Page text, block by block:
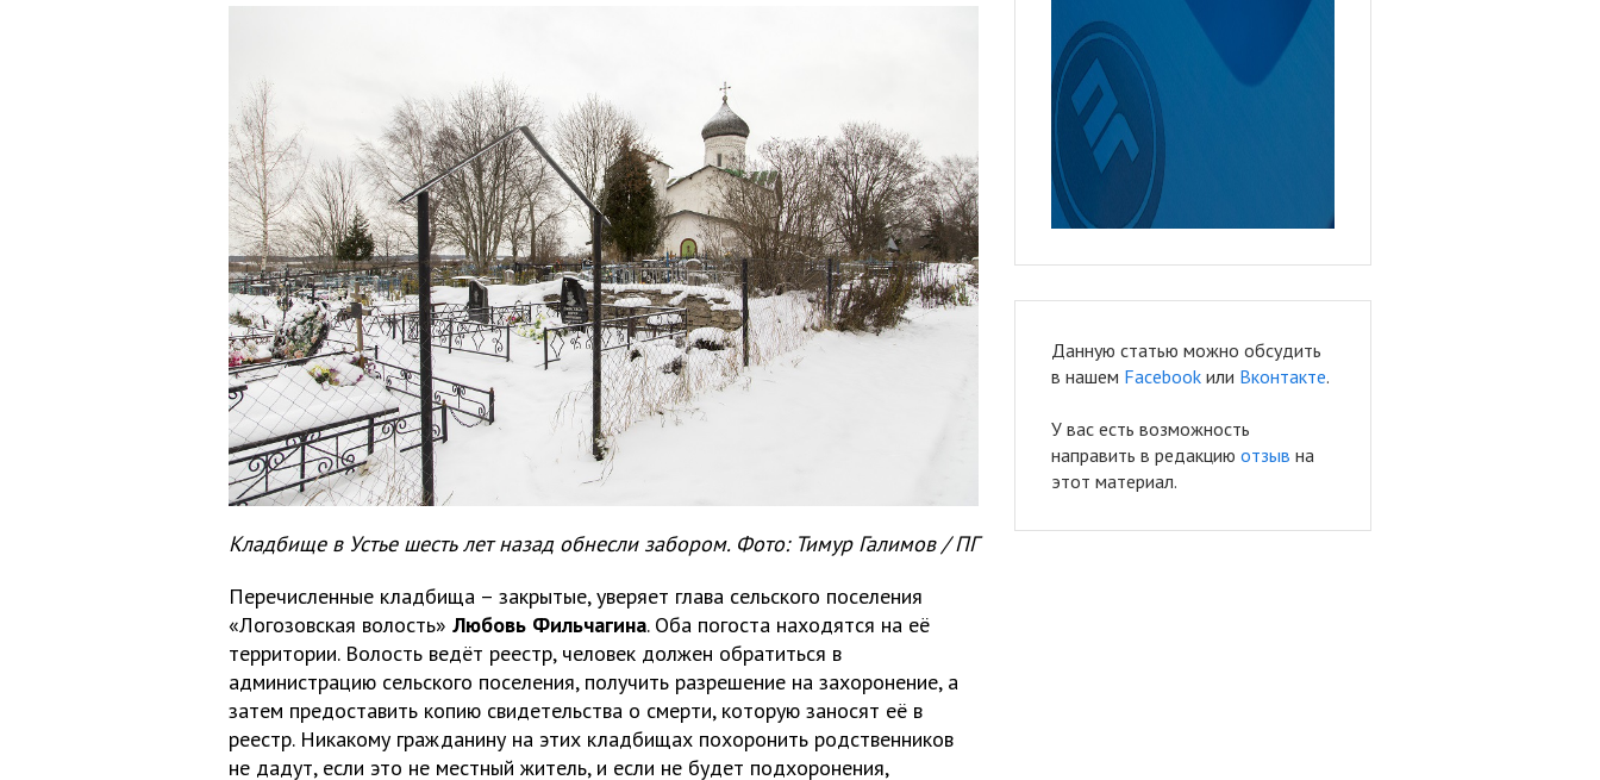
Кладбище в Устье шесть лет назад обнесли забором. Фото: Тимур Галимов / ПГ
Перечисленные кладбища – закрытые, уверяет глава сельского поселения
«Логозовская волость» Любовь Фильчагина. Оба погоста находятся на её
территории. Волость ведёт реестр, человек должен обратиться в
администрацию сельского поселения, получить разрешение на захоронение, а
затем предоставить копию свидетельства о смерти, которую заносят её в
реестр. Никакому гражданину на этих кладбищах похоронить родственников
не дадут, если это не местный житель, и если не будет подхоронения,
Данную статью можно обсудить
в нашем Facebook или Вконтакте.
У вас есть возможность
направить в редакцию отзыв на
этот материал.